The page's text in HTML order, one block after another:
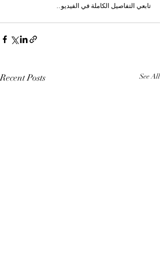
تابعي التفاصيل الكاملة في الفيديو..
Recent Posts See All